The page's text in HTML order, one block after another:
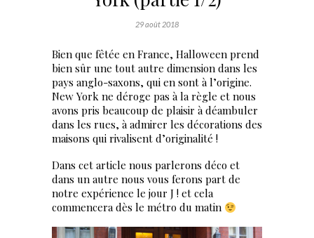
29 août 2018
Bien que fêtée en France, Halloween prend
bien sûr une tout autre dimension dans les
pays anglo-saxons, qui en sont à l’origine.
New York ne déroge pas à la règle et nous
avons pris beaucoup de plaisir à déambuler
dans les rues, à admirer les décorations des
maisons qui rivalisent d’originalité !
Dans cet article nous parlerons déco et
dans un autre nous vous ferons part de
notre expérience le jour J ! et cela
commencera dès le métro du matin